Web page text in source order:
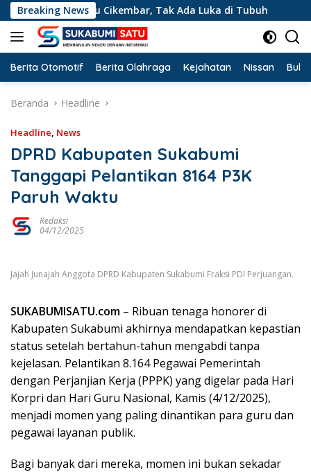
Langsung
ke
konten
Breaking News
Cibatu Cikembar, Tak Ada Luka di Tubuh
Berita Otomotif Berita Olahraga Kejahatan Nissan
Beranda Headline
Headline, News
DPRD Kabupaten Sukabumi
Tanggapi Pelantikan 8164 P3K
Paruh Waktu
Redaksi
04/12/2025
Jajah Junajah Anggota DPRD Kabupaten Sukabumi Fraksi PDI Perjuangan.
SUKABUMISATU.com – Ribuan tenaga honorer di
Kabupaten Sukabumi akhirnya mendapatkan kepastian
status setelah bertahun-tahun mengabdi tanpa
kejelasan. Pelantikan 8.164 Pegawai Pemerintah
dengan Perjanjian Kerja (PPPK) yang digelar pada Hari
Korpri dan Hari Guru Nasional, Kamis (4/12/2025),
menjadi momen yang paling dinantikan para guru dan
pegawai layanan publik.
Bagi banyak dari mereka, momen ini bukan sekadar